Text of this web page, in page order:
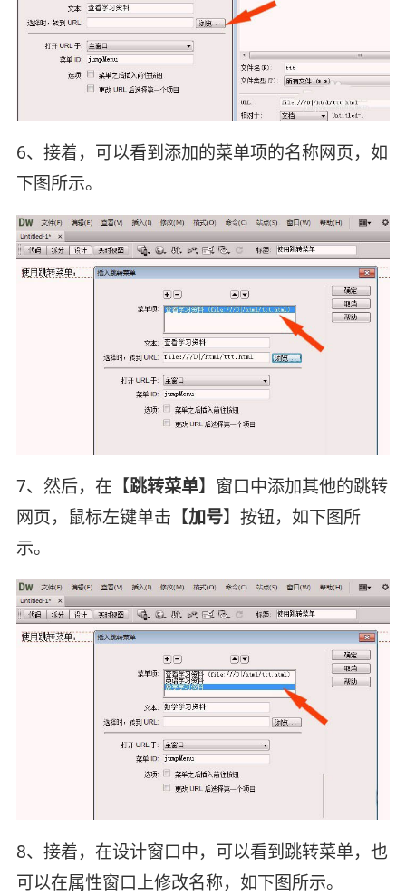
6、接着，可以看到添加的菜单项的名称网页，如
下图所示。
7、然后，在【跳转菜单】窗口中添加其他的跳转
网页，鼠标左键单击【加号】按钮，如下图所
示。
8、接着，在设计窗口中，可以看到跳转菜单，也
可以在属性窗口上修改名称，如下图所示。